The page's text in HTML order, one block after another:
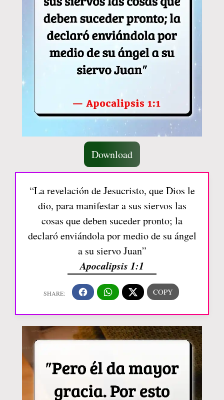
Download
“La revelación de Jesucristo, que Dios le
dio, para manifestar a sus siervos las
cosas que deben suceder pronto; la
declaró enviándola por medio de su ángel
a su siervo Juan”
Apocalipsis 1:1